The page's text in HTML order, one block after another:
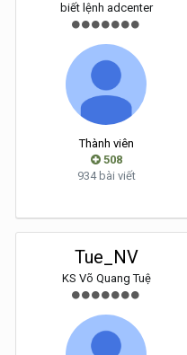
biết lệnh adcenter
Thành viên
508
934 bài viết
Tue_NV
KS Võ Quang Tuệ